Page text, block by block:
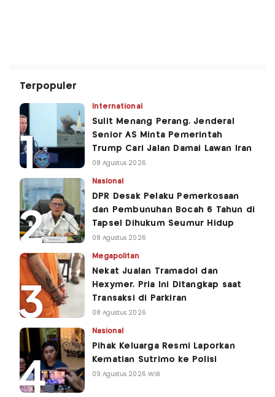
Terpopuler
International
Sulit Menang Perang, Jenderal
Senior AS Minta Pemerintah
Trump Cari Jalan Damai Lawan Iran
08 Agustus 2026
Nasional
DPR Desak Pelaku Pemerkosaan
dan Pembunuhan Bocah 6 Tahun di
Tapsel Dihukum Seumur Hidup
08 Agustus 2026
Megapolitan
Nekat Jualan Tramadol dan
Hexymer, Pria Ini Ditangkap saat
Transaksi di Parkiran
08 Agustus 2026
Nasional
Pihak Keluarga Resmi Laporkan
Kematian Sutrimo ke Polisi
09 Agustus 2026 WIB